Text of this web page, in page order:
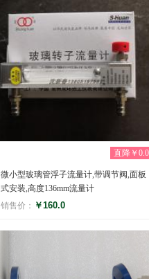
直降￥0.0
微小型玻璃管浮子流量计,带调节阀,面板
式安装,高度136mm流量计
销售价： ￥160.0
评分